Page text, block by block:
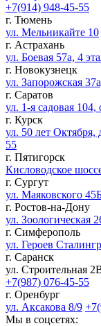
+7(914) 948-45-55
г. Тюмень
ул. Мельникайте 10
г. Астрахань
ул. Боевая 57а, 4
г. Новокузнецк
ул. Запорожская
г. Саратов
ул. 1-я садовая
г. Курск
ул. 50 лет
55
г. Пятигорск
Кисловодское
г. Сургут
ул. Маяковского
г. Ростов-на-Дону
ул. Зоологическая
г. Симферополь
ул. Героев
г. Саранск
ул. Строительная
+7(987) 076-45-55
г. Оренбург
ул. Аксакова 8/9
Мы в соцсетях: